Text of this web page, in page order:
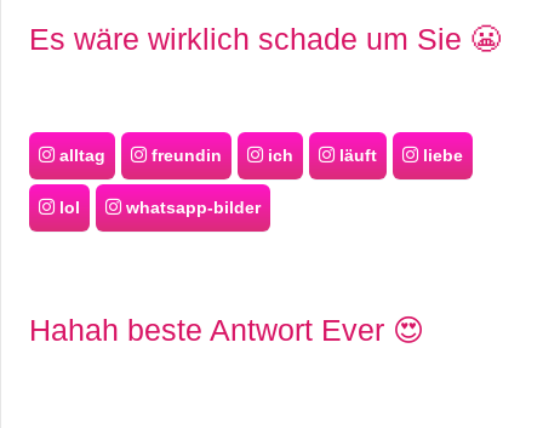
Es wäre wirklich schade um Sie 😬
alltag freundin ich läuft liebe
lol whatsapp-bilder
Hahah beste Antwort Ever 😍